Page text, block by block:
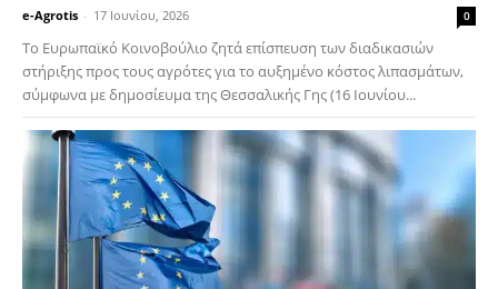
e-Agrotis - 17 Ιουνίου, 2026 0
Το Ευρωπαϊκό Κοινοβούλιο ζητά επίσπευση των διαδικασιών
στήριξης προς τους αγρότες για το αυξημένο κόστος λιπασμάτων,
σύμφωνα με δημοσίευμα της Θεσσαλικής Γης (16 Ιουνίου...